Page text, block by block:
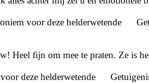
Heel fijn om mee te praten. Ze is